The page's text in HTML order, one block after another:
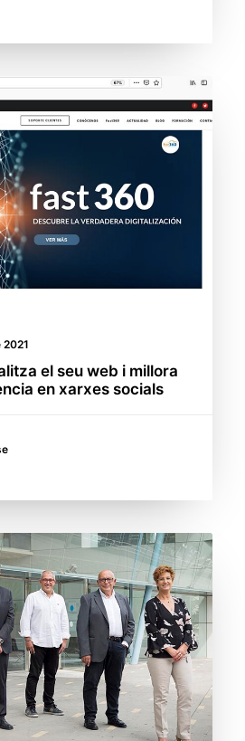
el seu web i millora
en xarxes socials